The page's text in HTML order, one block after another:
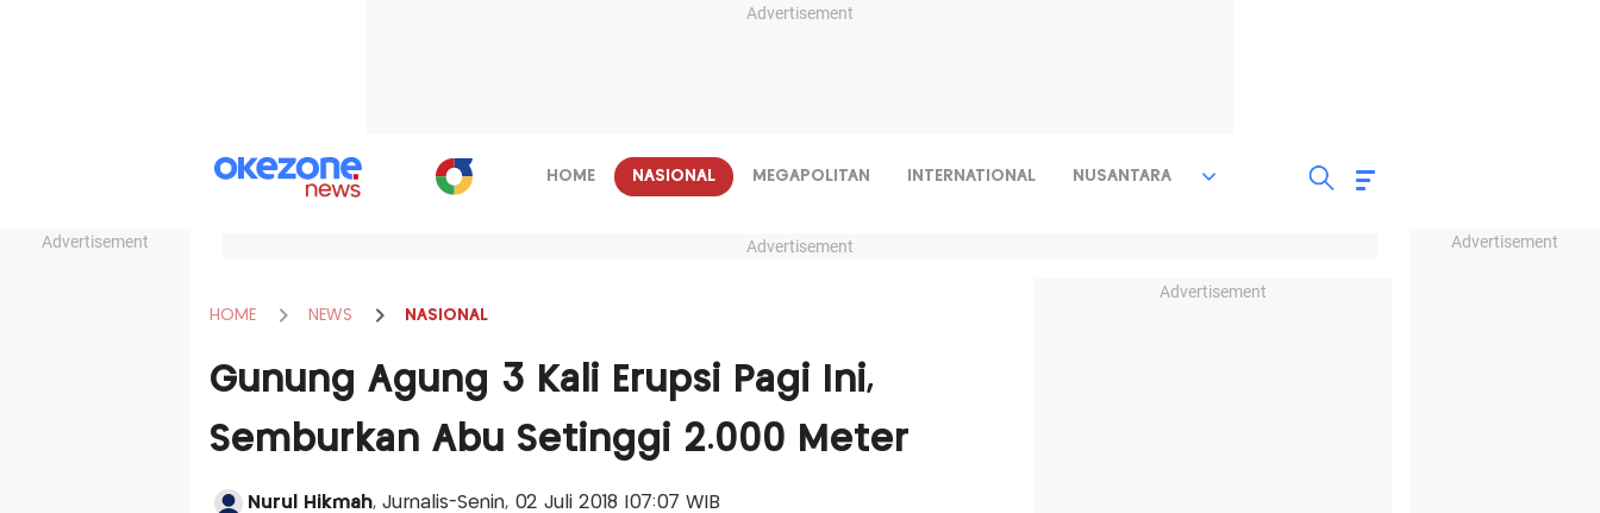
Advertisement
Advertisement Advertisement
HOME NASIONAL MEGAPOLITAN INTERNATIONAL NUSANTARA
Advertisement
HOME NEWS NASIONAL
Gunung Agung 3 Kali Erupsi Pagi Ini,
Semburkan Abu Setinggi 2.000 Meter
Nurul Hikmah, Jurnalis-Senin, 02 Juli 2018 |07:07 WIB
Advertisement